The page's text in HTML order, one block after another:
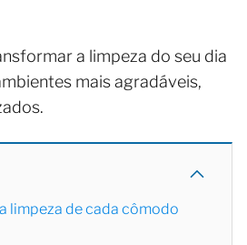
a limpeza do seu dia
mais agradáveis,
limpeza de cada cômodo